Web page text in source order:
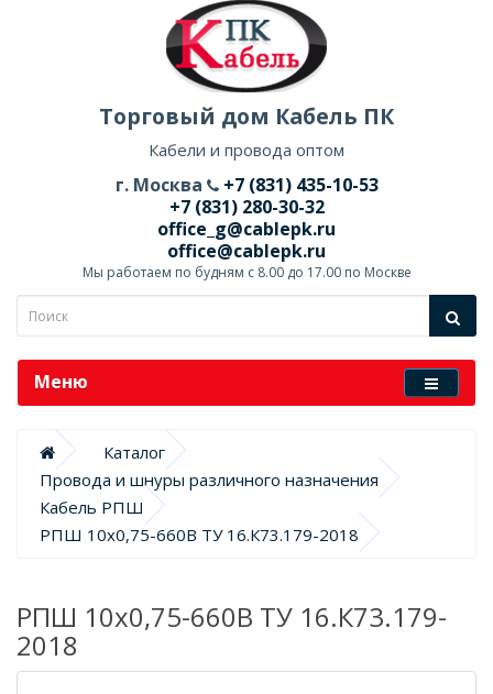
Торговый дом Кабель ПК
Кабели и провода оптом
г. Москва
+7 (831) 435-10-53
+7 (831) 280-30-32
office_g@cablepk.ru
office@cablepk.ru
Мы работаем по будням с 8.00 до 17.00 по Москве
Меню
Каталог
Провода и шнуры различного назначения
Кабель РПШ
РПШ 10х0,75-660В ТУ 16.К73.179-2018
РПШ 10х0,75-660В ТУ 16.К73.179-
2018